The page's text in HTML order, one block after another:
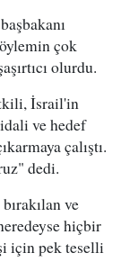
çok
olurdu.
İsrail'in
ve hedef
çalıştı.
dedi.
ve
hiçbir
için pek teselli